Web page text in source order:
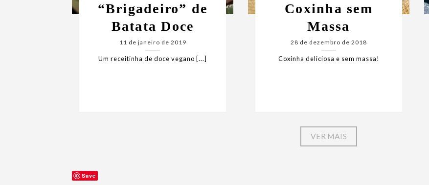
“Brigadeiro” de
Batata Doce
11 de janeiro de 2019
Um receitinha de doce vegano [...]
Coxinha sem
Massa
28 de dezembro de 2018
Coxinha deliciosa e sem massa!
VER MAIS
Save